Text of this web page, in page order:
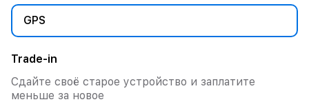
GPS
Trade-in
Сдайте своё старое устройство и заплатите
меньше за новое